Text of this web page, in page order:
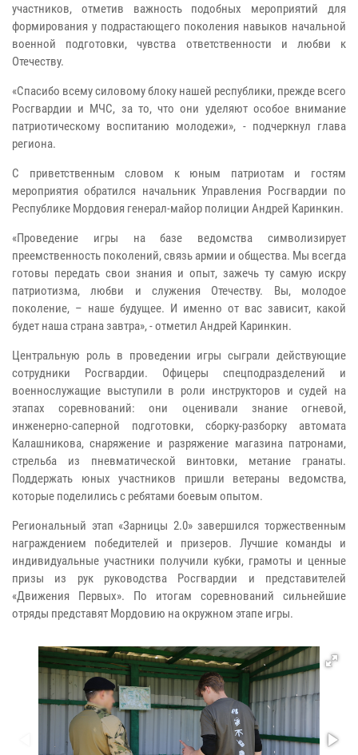
участников, отметив важность подобных мероприятий для
формирования у подрастающего поколения навыков начальной
военной подготовки, чувства ответственности и любви к
Отечеству.
«Спасибо всему силовому блоку нашей республики, прежде всего
Росгвардии и МЧС, за то, что они уделяют особое внимание
патриотическому воспитанию молодежи», - подчеркнул глава
региона.
С приветственным словом к юным патриотам и гостям
мероприятия обратился начальник Управления Росгвардии по
Республике Мордовия генерал-майор полиции Андрей Каринкин.
«Проведение игры на базе ведомства символизирует
преемственность поколений, связь армии и общества. Мы всегда
готовы передать свои знания и опыт, зажечь ту самую искру
патриотизма, любви и служения Отечеству. Вы, молодое
поколение, – наше будущее. И именно от вас зависит, какой
будет наша страна завтра», - отметил Андрей Каринкин.
Центральную роль в проведении игры сыграли действующие
сотрудники Росгвардии. Офицеры спецподразделений и
военнослужащие выступили в роли инструкторов и судей на
этапах соревнований: они оценивали знание огневой,
инженерно-саперной подготовки, сборку-разборку автомата
Калашникова, снаряжение и разряжение магазина патронами,
стрельба из пневматической винтовки, метание гранаты.
Поддержать юных участников пришли ветераны ведомства,
которые поделились с ребятами боевым опытом.
Региональный этап «Зарницы 2.0» завершился торжественным
награждением победителей и призеров. Лучшие команды и
индивидуальные участники получили кубки, грамоты и ценные
призы из рук руководства Росгвардии и представителей
«Движения Первых». По итогам соревнований сильнейшие
отряды представят Мордовию на окружном этапе игры.